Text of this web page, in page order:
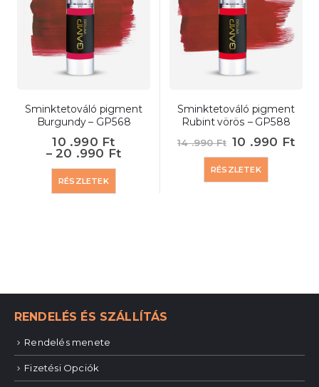
Sminktetováló pigment
Burgundy – GP568
10 .990 Ft
–20 .990 Ft
RÉSZLETEK
Sminktetováló pigment
Rubint vörös – GP588
14 .990Ft 10 .990 Ft
RÉSZLETEK
RENDELÉS ÉS SZÁLLÍTÁS
Rendelés menete
Fizetési Opciók